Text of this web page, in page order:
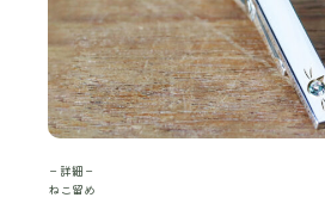
－詳細－
ねこ留め